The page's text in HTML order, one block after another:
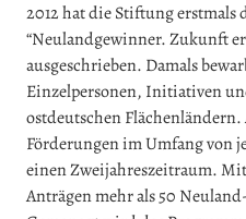
2012 hat die Stiftung erstmals
“Neulandgewinner. Zukunft
ausgeschrieben. Damals
Einzelpersonen, Initiativen
ostdeutschen Flächenländern.
Förderungen im Umfang von
einen Zweijahreszeitraum.
Anträgen mehr als 50